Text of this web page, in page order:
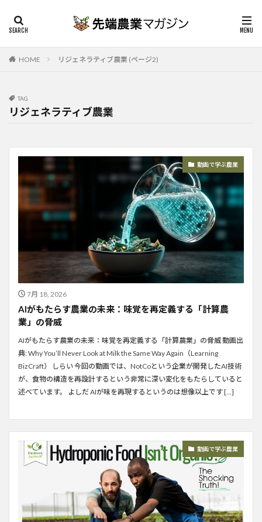
HOME リジェネラティブ農業 (ページ2)
TAG
リジェネラティブ農業
動画で学ぶ農業
7月 18, 2026
AIがもたらす農業の未来：味覚を再定義する「計算農
業」の脅威
AIがもたらす農業の未来：味覚を再定義する「計算農業」の脅威 動画出
典: Why You’ll Never Look at Milk the Same Way Again（Learning
BizCraft） しらい 今回の動画では、NotCoという企業が開発したAI技術
が、食物の構造を再設計するという非常に深い変化をもたらしていると
述べています。 よしだ AIが味を再現するというのは想像以上です […]
動画で学ぶ農業